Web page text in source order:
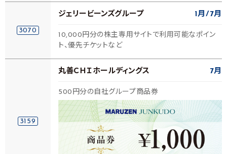
3070
ジェリービーンズグループ 1月 7月
10,000円分の株主専用サイトで利用可能なポイン
ト、優先チケットなど
3159
丸善ＣＨＩホールディングス 7月
500円分の自社グループ商品券